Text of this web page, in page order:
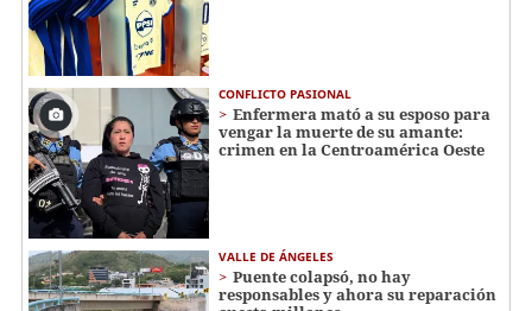
CONFLICTO PASIONAL
Enfermera mató a su esposo para
vengar la muerte de su amante:
crimen en la Centroamérica Oeste
VALLE DE ÁNGELES
Puente colapsó, no hay
responsables y ahora su reparación